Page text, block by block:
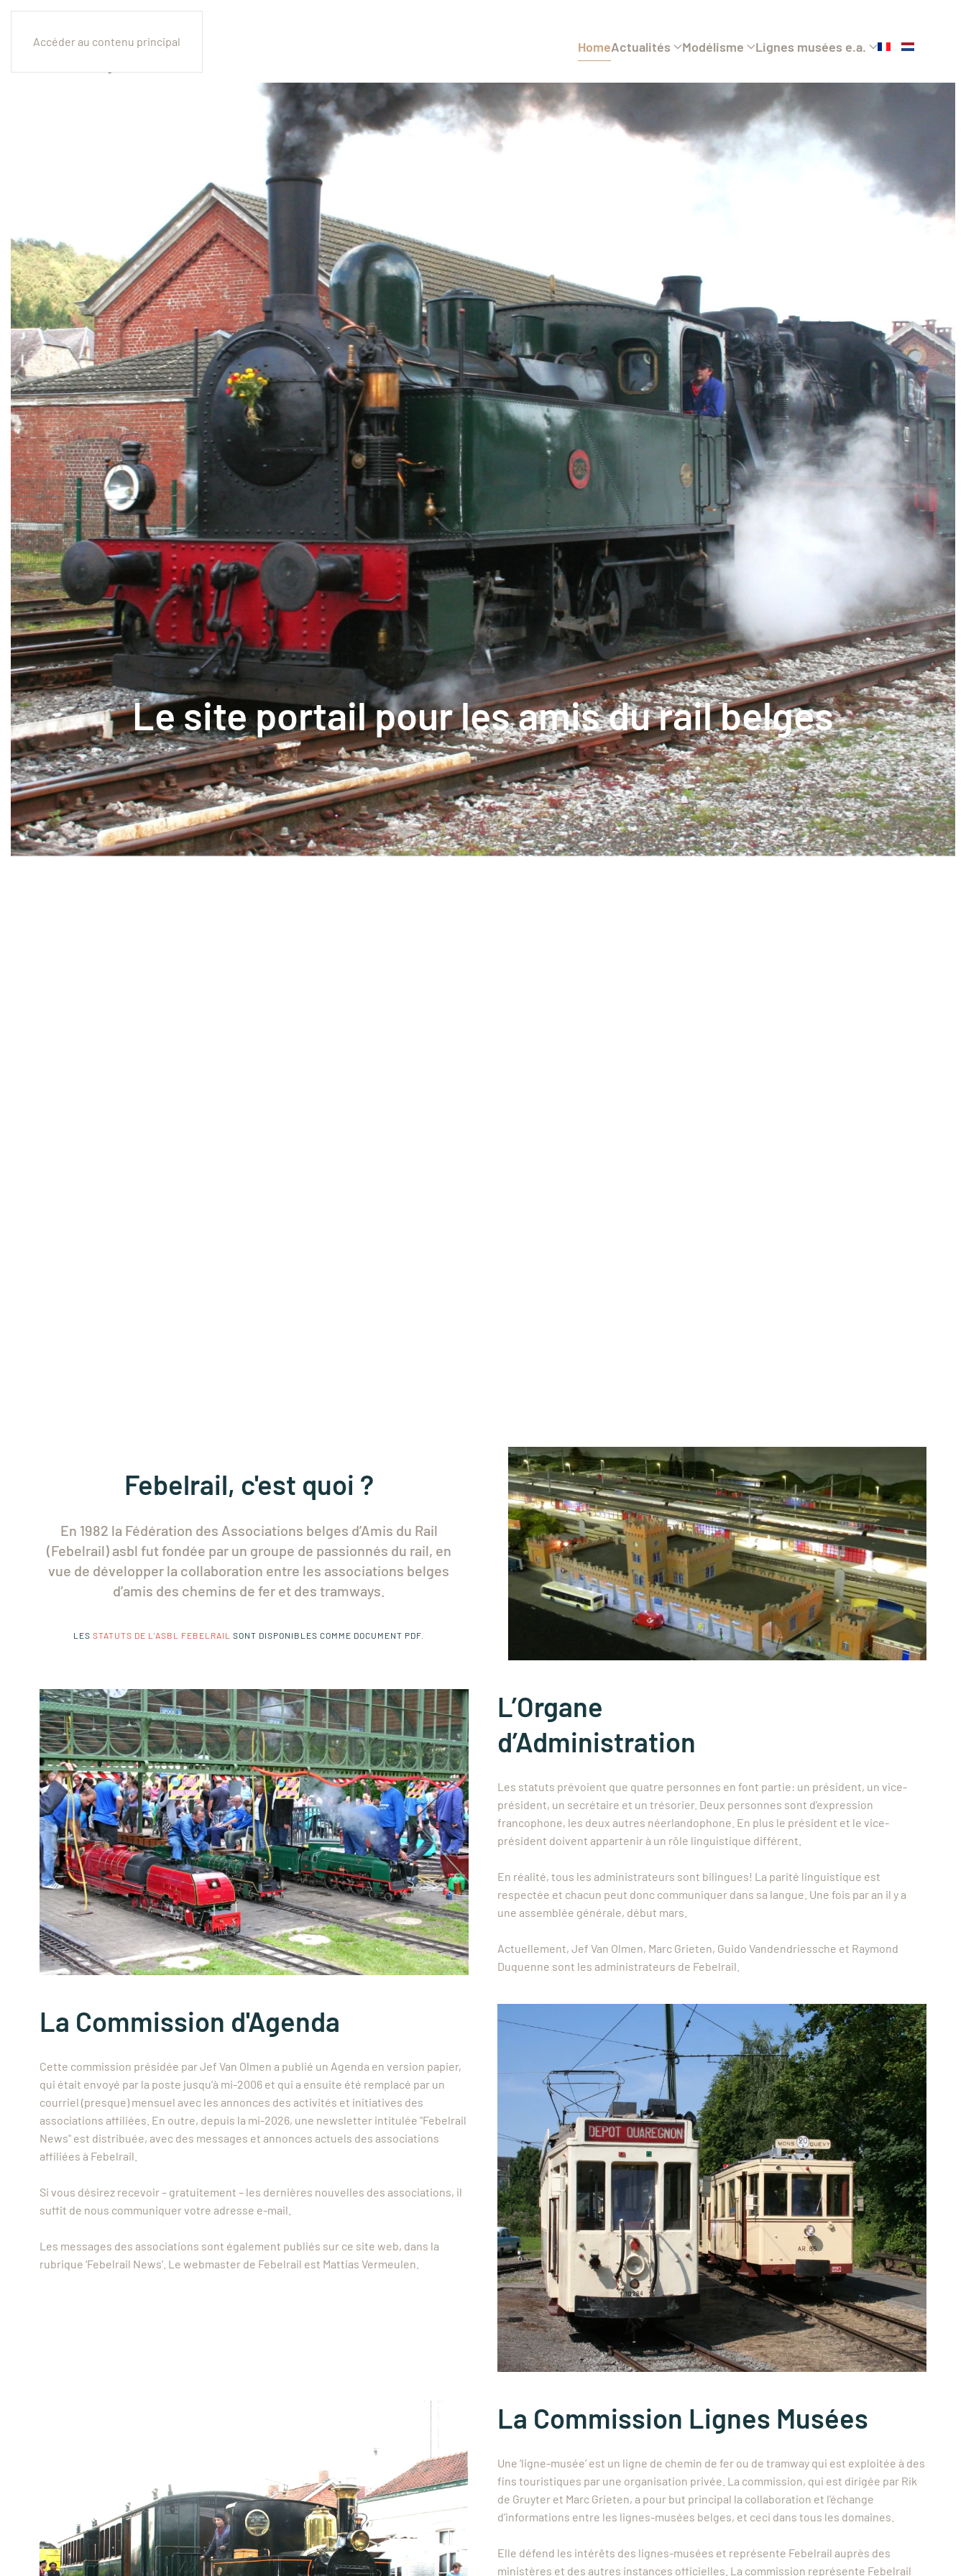
Accéder au contenu principal HomeActualités Modélisme Lignes musées e.a.
Le site portail pour les amis du rail belges
Febelrail, c'est quoi ?
En 1982 la Fédération des Associations belges d’Amis du Rail
(Febelrail) asbl fut fondée par un groupe de passionnés du rail, en
vue de développer la collaboration entre les associations belges
d’amis des chemins de fer et des tramways.
LES STATUTS DE L'ASBL FEBELRAIL SONT DISPONIBLES COMME DOCUMENT PDF.
L’Organe
d’Administration
Les statuts prévoient que quatre personnes en font partie: un président, un vice-
président, un secrétaire et un trésorier. Deux personnes sont d'expression
francophone, les deux autres néerlandophone. En plus le président et le vice-
président doivent appartenir à un rôle linguistique différent.
En réalité, tous les administrateurs sont bilingues! La parité linguistique est
respectée et chacun peut donc communiquer dans sa langue. Une fois par an il y a
une assemblée générale, début mars.
Actuellement, Jef Van Olmen, Marc Grieten, Guido Vandendriessche et Raymond
Duquenne sont les administrateurs de Febelrail.
La Commission d'Agenda
Cette commission présidée par Jef Van Olmen a publié un Agenda en version papier,
qui était envoyé par la poste jusqu’à mi-2006 et qui a ensuite été remplacé par un
courriel (presque) mensuel avec les annonces des activités et initiatives des
associations affiliées. En outre, depuis la mi-2026, une newsletter intitulée "Febelrail
News" est distribuée, avec des messages et annonces actuels des associations
affiliées à Febelrail.
Si vous désirez recevoir – gratuitement – les dernières nouvelles des associations, il
suffit de nous communiquer votre adresse e-mail.
Les messages des associations sont également publiés sur ce site web, dans la
rubrique ‘Febelrail News’. Le webmaster de Febelrail est Mattias Vermeulen.
La Commission Lignes Musées
Une ‘ligne-musée’ est un ligne de chemin de fer ou de tramway qui est exploitée à des
fins touristiques par une organisation privée. La commission, qui est dirigée par Rik
de Gruyter et Marc Grieten, a pour but principal la collaboration et l’échange
d’informations entre les lignes-musées belges, et ceci dans tous les domaines.
Elle défend les intérêts des lignes-musées et représente Febelrail auprès des
ministères et des autres instances officielles. La commission représente Febelrail